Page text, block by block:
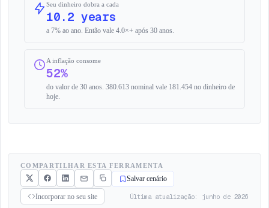
Seu dinheiro dobra a cada
10.2 years
a 7% ao ano. Então vale 4.0×+ após 30 anos.
A inflação consome
52%
do valor de 30 anos. 380.613 nominal vale 181.454 no dinheiro de
hoje.
COMPARTILHAR ESTA FERRAMENTA
Salvar cenário
Incorporar no seu site Última atualização: junho de 2026